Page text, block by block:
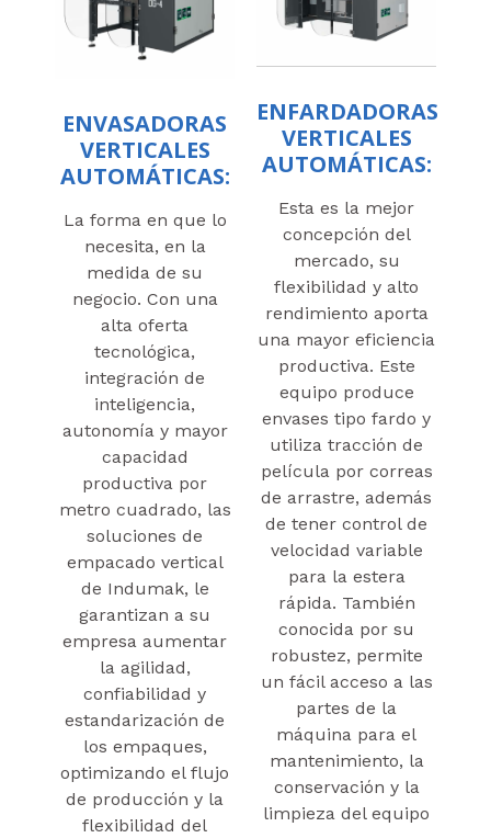
ENVASADORAS
VERTICALES
AUTOMÁTICAS:
La forma en que lo
necesita, en la
medida de su
negocio. Con una
alta oferta
tecnológica,
integración de
inteligencia,
autonomía y mayor
capacidad
productiva por
metro cuadrado, las
soluciones de
empacado vertical
de Indumak, le
garantizan a su
empresa aumentar
la agilidad,
confiabilidad y
estandarización de
los empaques,
optimizando el flujo
de producción y la
flexibilidad del
ENFARDADORAS
VERTICALES
AUTOMÁTICAS:
Esta es la mejor
concepción del
mercado, su
flexibilidad y alto
rendimiento aporta
una mayor eficiencia
productiva. Este
equipo produce
envases tipo fardo y
utiliza tracción de
película por correas
de arrastre, además
de tener control de
velocidad variable
para la estera
rápida. También
conocida por su
robustez, permite
un fácil acceso a las
partes de la
máquina para el
mantenimiento, la
conservación y la
limpieza del equipo